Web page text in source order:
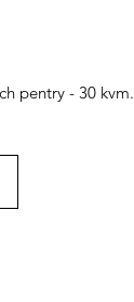
pentry - 30 kvm.